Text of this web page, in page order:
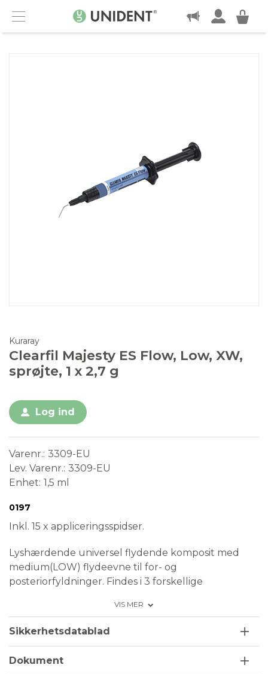
Menu
KONTAKT
Kuraray
Clearfil Majesty ES Flow, Low, XW,
sprøjte, 1 x 2,7 g
Log ind
Varenr. 3309-EU
Lev. Varenr. 3309-EU
Enhet 1,5 ml
Medical Device
0197
Inkl. 15 x appliceringsspidser.
Lyshærdende universel flydende komposit med
medium(LOW) flydeevne til for- og
posteriorfyldninger. Findes i 3 forskellige
Højt fyldstofindhold takket være Kuraray
silanbinder, der binder sammen med
submikronfyldere og nanoclusterfyldstoffer, mens
lysdiffusionsfyldstoffer giver fremragende
VIS MER
Sikkerhetsdatablad
Dokument